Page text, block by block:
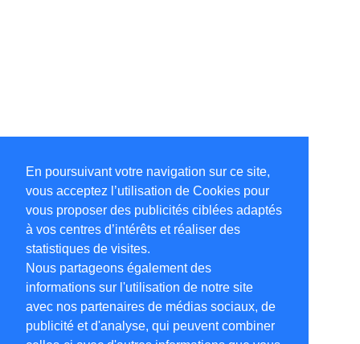
En poursuivant votre navigation sur ce site,
vous acceptez l’utilisation de Cookies pour
vous proposer des publicités ciblées adaptés
à vos centres d’intérêts et réaliser des
statistiques de visites.
Nous partageons également des
informations sur l'utilisation de notre site
avec nos partenaires de médias sociaux, de
publicité et d'analyse, qui peuvent combiner